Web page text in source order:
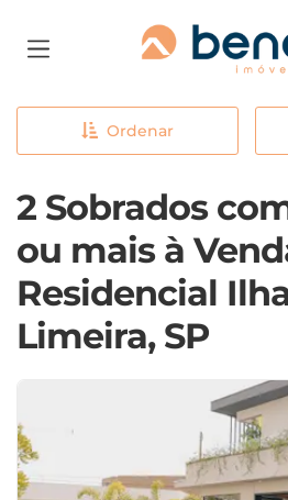
Página inicial
Ordenar
2 Sobrados
ou mais à
Residencial
Limeira, SP